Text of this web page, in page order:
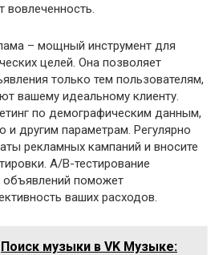
– мощный инструмент для
целей. Она позволяет
только тем пользователям,
вашему идеальному клиенту.
по демографическим данным,
и другим параметрам. Регулярно
рекламных кампаний и вносите
А/В-тестирование
объявлений поможет
ваших расходов.
Поиск музыки в VK Музыке: